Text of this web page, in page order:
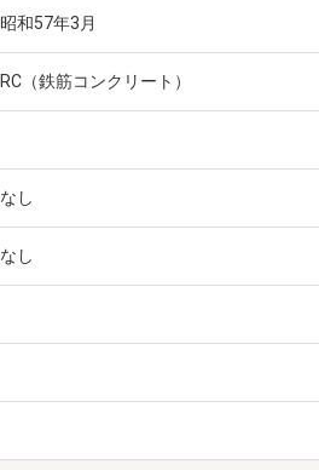
昭和57年3月
RC（鉄筋コンクリート）
なし
なし